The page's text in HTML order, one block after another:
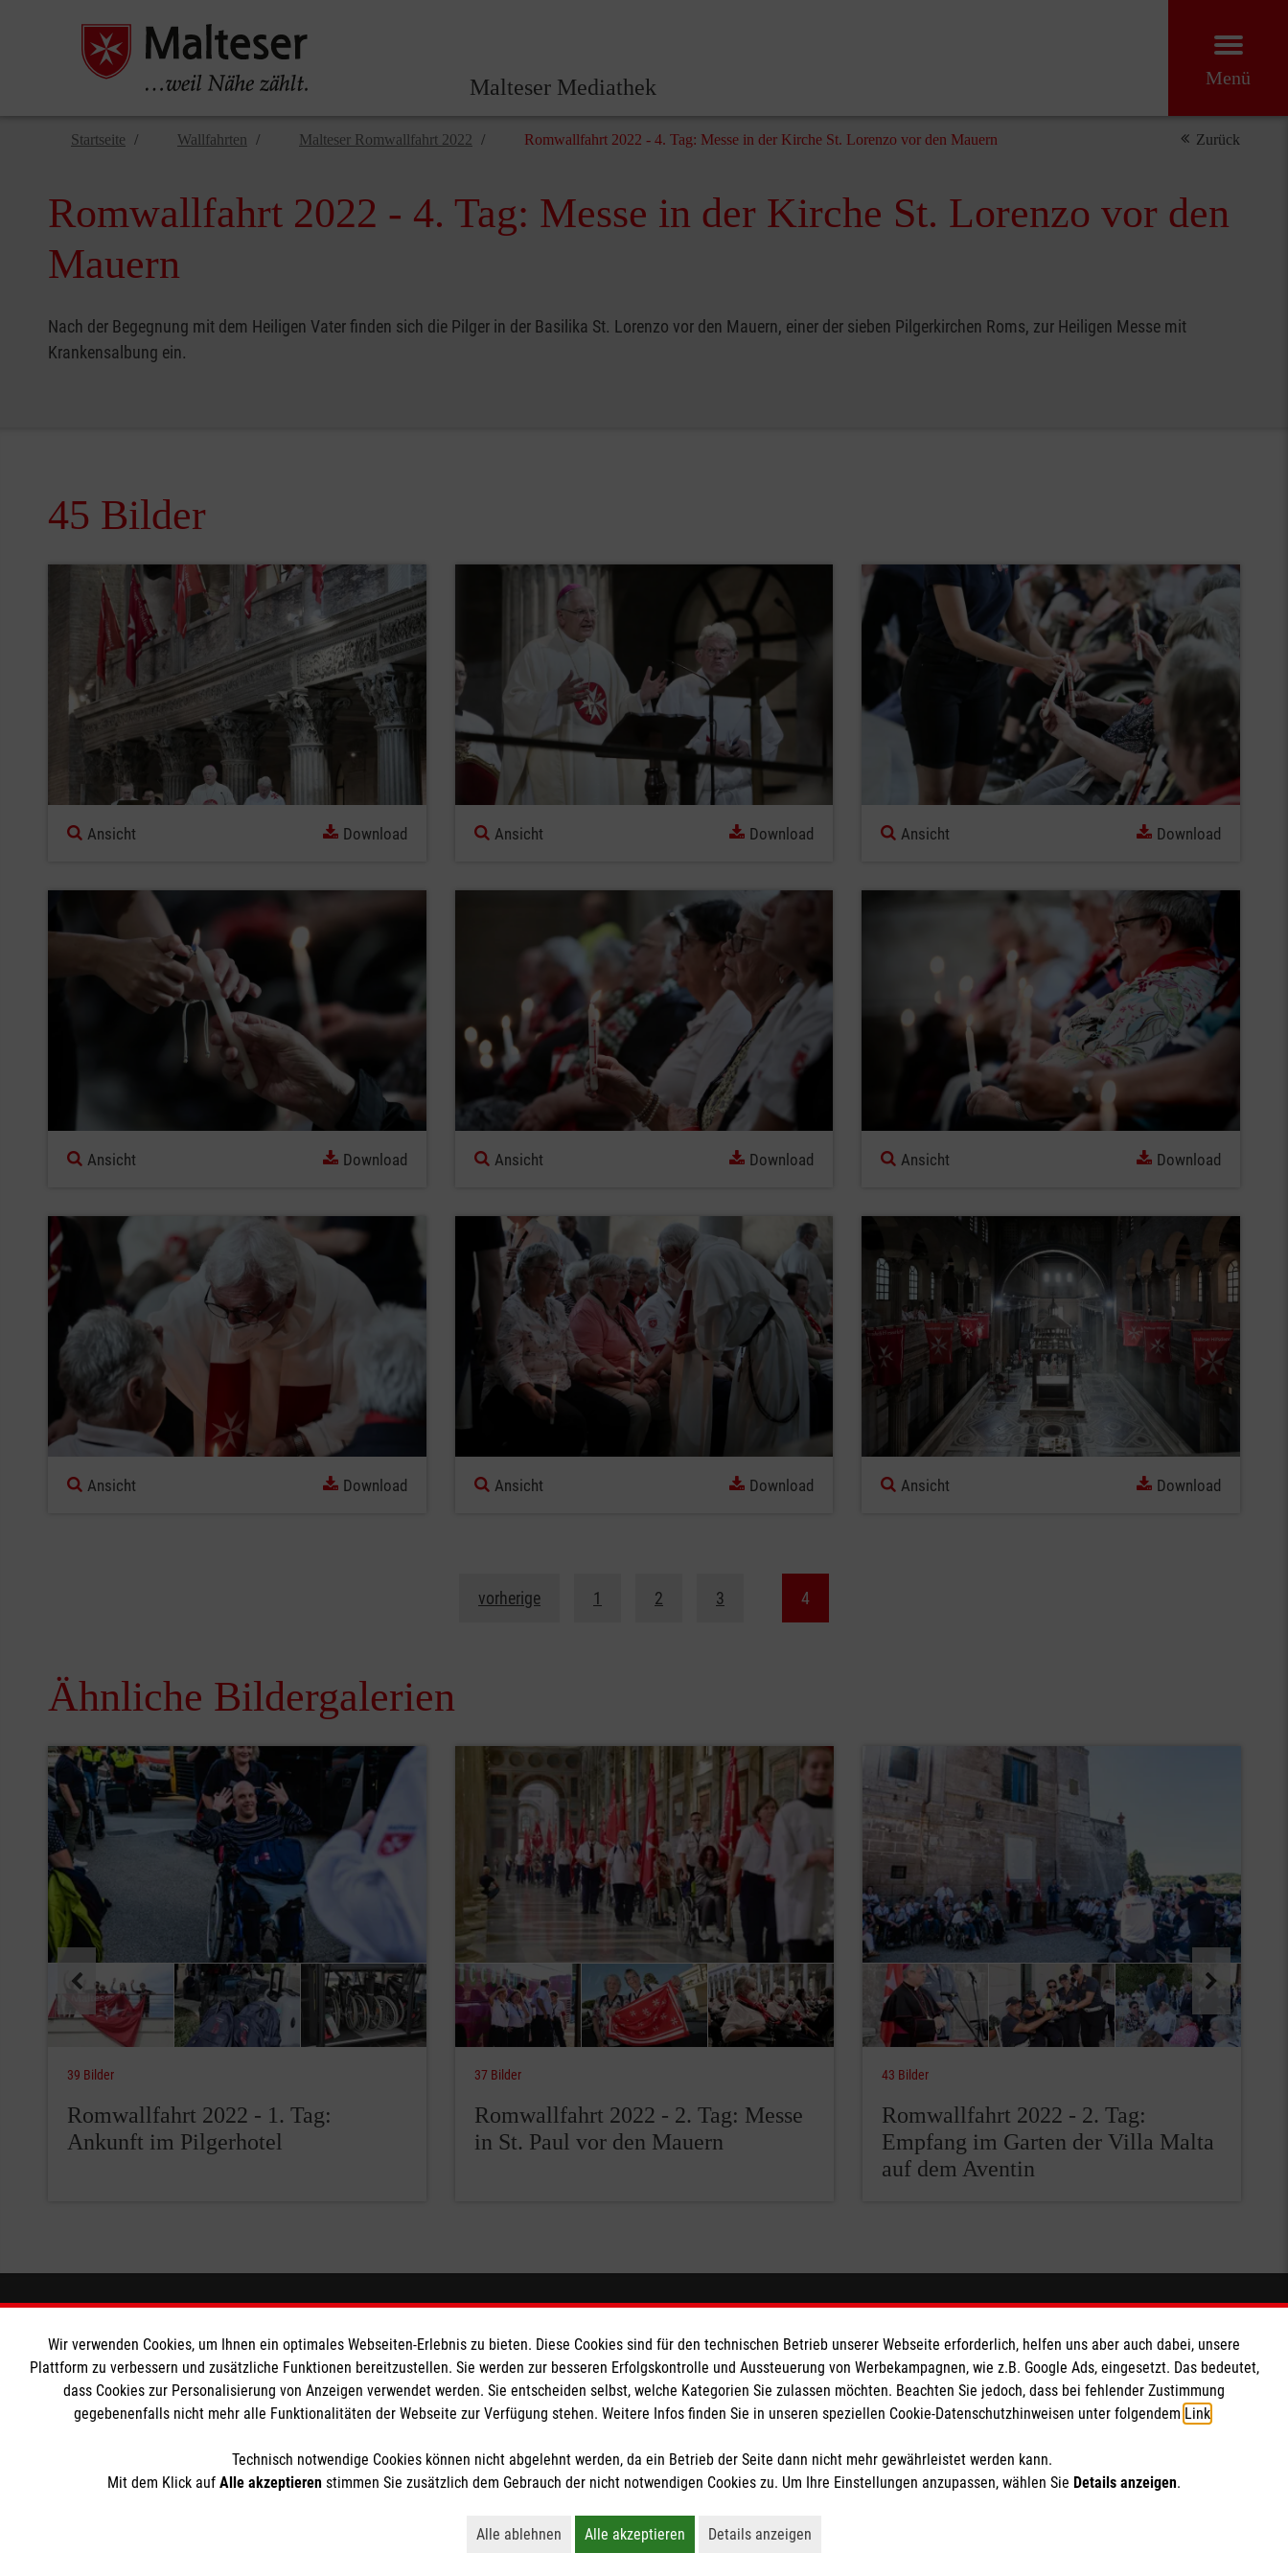
Malteser Mediathek Menü
Startseite Wallfahrten Malteser Romwallfahrt 2022 Romwallfahrt 2022 - 4. Tag: Messe in der Kirche St. Lorenzo vor den Mauern Zurück
Romwallfahrt 2022 - 4. Tag: Messe in der Kirche St. Lorenzo vor den
Mauern
Nach der Begegnung mit dem Heiligen Vater finden sich die Pilger in der Basilika St. Lorenzo vor den Mauern, einer der sieben Pilgerkirchen Roms, zur Heiligen Messe mit
Krankensalbung ein.
45 Bilder
Ansicht Download Ansicht Download Ansicht Download
Ansicht Download Ansicht Download Ansicht Download
Ansicht Download Ansicht Download Ansicht Download
vorherige 1 2 3 4
Ähnliche Bildergalerien
Pause
39 Bilder
Romwallfahrt 2022 - 1. Tag:
Ankunft im Pilgerhotel
37 Bilder
Romwallfahrt 2022 - 2. Tag: Messe
in St. Paul vor den Mauern
43 Bilder
Romwallfahrt 2022 - 2. Tag:
Empfang im Garten der Villa Malta
auf dem Aventin
Spenden & HelfenAngebote & Leistungen
Kursangebote
Nutzungsbedingungen
Kontakt
Datenschutz
aware
Malteser in Deutschland
Malteser Jugend
Malteser International
Empfänger: Malteser Hilfsdienst e.V.
IBAN: DE103 7060 120 120 120 001 2
Soziale Netzwerke
Wir verwenden Cookies, um Ihnen ein optimales Webseiten-Erlebnis zu bieten. Diese Cookies sind für den technischen Betrieb unserer Webseite erforderlich, helfen uns aber auch dabei, unsere
Plattform zu verbessern und zusätzliche Funktionen bereitzustellen. Sie werden zur besseren Erfolgskontrolle und Aussteuerung von Werbekampagnen, wie z.B. Google Ads, eingesetzt. Das bedeutet,
dass Cookies zur Personalisierung von Anzeigen verwendet werden. Sie entscheiden selbst, welche Kategorien Sie zulassen möchten. Beachten Sie jedoch, dass bei fehlender Zustimmung
gegebenenfalls nicht mehr alle Funktionalitäten der Webseite zur Verfügung stehen. Weitere Infos finden Sie in unseren speziellen Cookie-Datenschutzhinweisen unter folgendem Link
Technisch notwendige Cookies können nicht abgelehnt werden, da ein Betrieb der Seite dann nicht mehr gewährleistet werden kann.
Mit dem Klick auf Alle akzeptieren stimmen Sie zusätzlich dem Gebrauch der nicht notwendigen Cookies zu. Um Ihre Einstellungen anzupassen, wählen Sie Details anzeigen.
Alle ablehnen
Lehnt alle nicht-essentiellen Cookies ab
Alle akzeptieren
Akzeptiert alle Cookies einschließlich Marketing und Analyse
Details anzeigen